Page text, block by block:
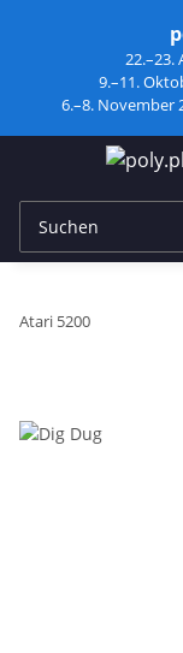
22.–23.
9.–11.
6.–8. November
Atari 5200